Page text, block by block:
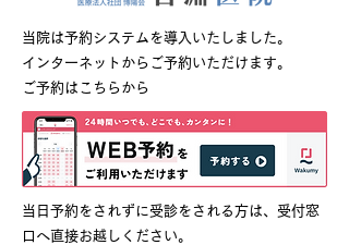
当院は予約システムを導入いたしました。
インターネットからご予約いただけます。
ご予約はこちらから
当日予約をされずに受診をされる方は、受付窓
口へ直接お越しください。